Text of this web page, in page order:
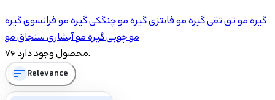
سنجاق مو 12
Price
گیره مو تق تقیگیره مو فانتزیگیره مو چنگکیگیره مو فرانسویگیره
مو چوبیگیره مو آبشاریسنجاق مو
76 محصول وجود دارد.
sortRelevance